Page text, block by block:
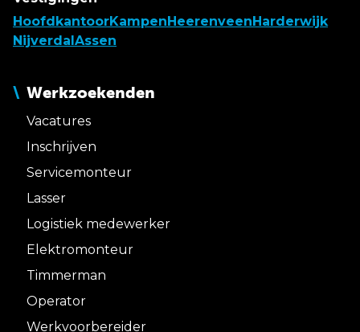
HoofdkantoorKampen Heerenveen Harderwijk
Nijverdal Assen
Werkzoekenden
Vacatures
Inschrijven
Servicemonteur
Lasser
Logistiek medewerker
Elektromonteur
Timmerman
Operator
Werkvoorbereider